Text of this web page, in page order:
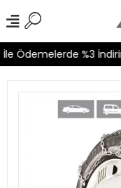
Ödemelerde %3